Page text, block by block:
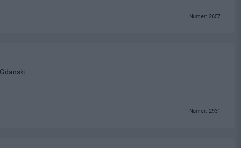
Numer: 2657
Numer: 2931